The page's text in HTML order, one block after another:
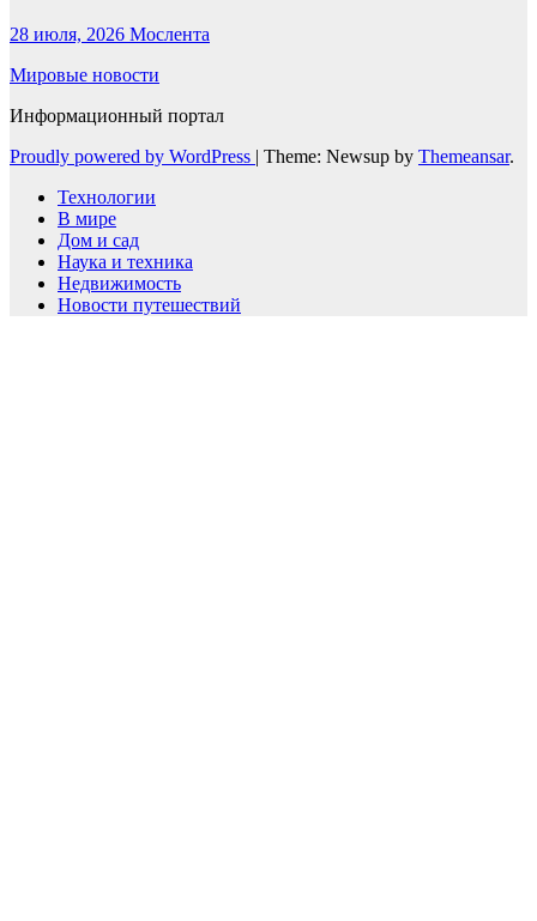
28 июля, 2026 Мослента
Мировые новости
Информационный портал
Proudly powered by WordPress | Theme: Newsup by Themeansar.
Технологии
В мире
Дом и сад
Наука и техника
Недвижимость
Новости путешествий